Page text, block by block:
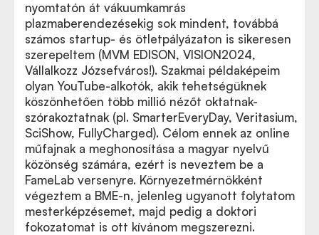
nyomtatón át vákuumkamrás
plazmaberendezésekig sok mindent, továbbá
számos startup- és ötletpályázaton is sikeresen
szerepeltem (MVM EDISON, VISION2024,
Vállalkozz Józsefváros!). Szakmai példaképeim
olyan YouTube-alkotók, akik tehetségüknek
köszönhetően több millió nézőt oktatnak-
szórakoztatnak (pl. SmarterEveryDay, Veritasium,
SciShow, FullyCharged). Célom ennek az online
műfajnak a meghonosítása a magyar nyelvű
közönség számára, ezért is neveztem be a
FameLab versenyre. Környezetmérnökként
végeztem a BME-n, jelenleg ugyanott folytatom
mesterképzésemet, majd pedig a doktori
fokozatomat is ott kívánom megszerezni.